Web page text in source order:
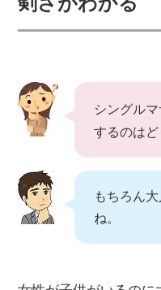
シングル
するのはど
もちろん
ね。